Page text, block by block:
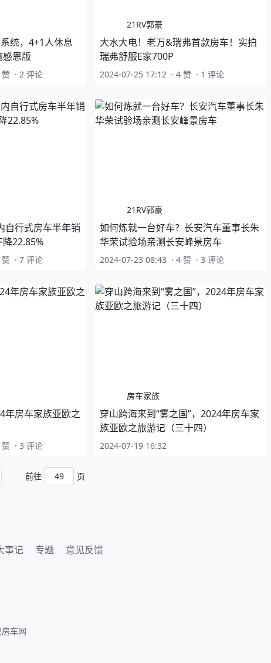
统，4+1人休息
恩版
赞 · 2 评论
21RV郭豪
大水大电！老万&瑞弗首款房车！实拍
瑞弗舒服E家700P
2024-07-25 17:12 · 4 赞 · 1 评论
自行式房车半年销
22.85%
赞 · 7 评论
21RV郭豪
如何炼就一台好车？长安汽车董事长朱
华荣试验场亲测长安峰景房车
2024-07-23 08:43 · 4 赞 · 3 评论
年房车家族亚欧之
赞 · 3 评论
房车家族
穿山跨海来到“雾之国”，2024年房车家
族亚欧之旅游记（三十四）
2024-07-19 16:32
前往 页
事记 专题 意见反馈
车网